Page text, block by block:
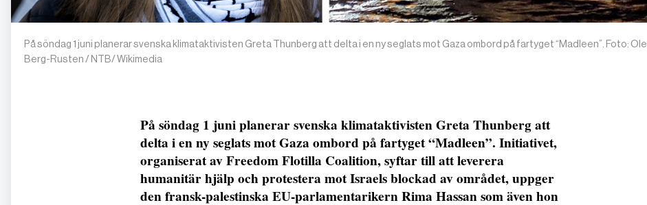
På söndag 1 juni planerar svenska klimataktivisten Greta Thunberg att delta i en ny seglats mot Gaza ombord på fartyget “Madleen”. Foto: Ole
Berg-Rusten / NTB/ Wikimedia
På söndag 1 juni planerar svenska klimataktivisten Greta Thunberg att
delta i en ny seglats mot Gaza ombord på fartyget “Madleen”. Initiativet,
organiserat av Freedom Flotilla Coalition, syftar till att leverera
humanitär hjälp och protestera mot Israels blockad av området, uppger
den fransk-palestinska EU-parlamentarikern Rima Hassan som även hon